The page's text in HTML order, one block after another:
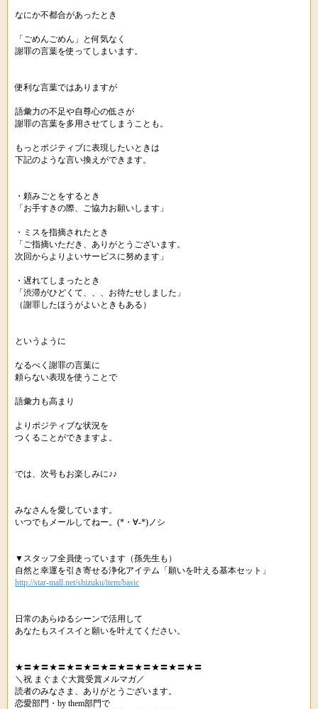
なにか不都合があったとき
「ごめんごめん」と何気なく
謝罪の言葉を使ってしまいます。
便利な言葉ではありますが
語彙力の不足や自尊心の低さが
謝罪の言葉を多用させてしまうことも。
もっとポジティブに表現したいときは
下記のような言い換えができます。
・頼みごとをするとき
「お手すきの際、ご協力お願いします」
・ミスを指摘されたとき
「ご指摘いただき、ありがとうございます。
次回からよりよいサービスに努めます」
・遅れてしまったとき
「渋滞がひどくて、、、お待たせしました」
（謝罪したほうがよいときもある）
というように
なるべく謝罪の言葉に
頼らない表現を使うことで
語彙力も高まり
よりポジティブな状況を
つくることができますよ。
では、次号もお楽しみに♪♪
みなさんを愛しています。
いつでもメールしてねー。(*・∀-*)ノシ
▼スタッフ全員使っています（孫先生も）
自然と幸運を引き寄せる浄化アイテム「願いを叶える基本セット」
http://star-mall.net/shizuku/item/basic
日常のあらゆるシーンで活用して
あなたもスイスイと願いを叶えてください。
★〓★〓★〓★〓★〓★〓★〓★〓★〓★〓★〓
＼祝 まぐまぐ大賞受賞メルマガ／
読者のみなさま、ありがとうございます。
恋愛部門・by them部門で